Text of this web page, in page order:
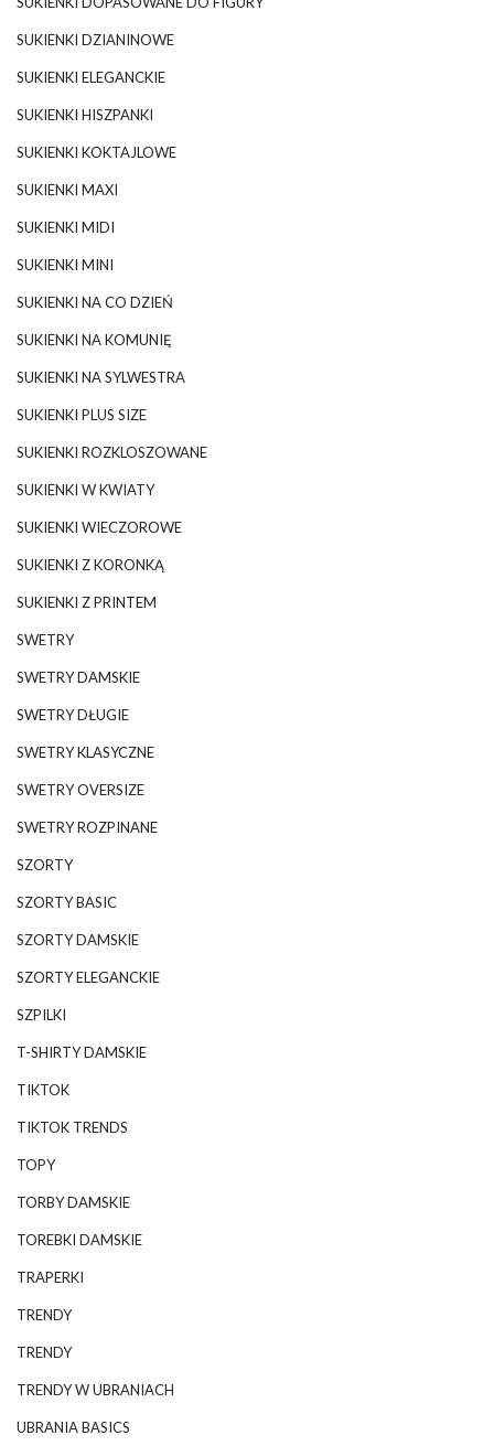
SUKIENKI DZIANINOWE
SUKIENKI ELEGANCKIE
SUKIENKI HISZPANKI
SUKIENKI KOKTAJLOWE
SUKIENKI MAXI
SUKIENKI MIDI
SUKIENKI MINI
SUKIENKI NA CO DZIEŃ
SUKIENKI NA KOMUNIĘ
SUKIENKI NA SYLWESTRA
SUKIENKI PLUS SIZE
SUKIENKI ROZKLOSZOWANE
SUKIENKI W KWIATY
SUKIENKI WIECZOROWE
SUKIENKI Z KORONKĄ
SUKIENKI Z PRINTEM
SWETRY
SWETRY DAMSKIE
SWETRY DŁUGIE
SWETRY KLASYCZNE
SWETRY OVERSIZE
SWETRY ROZPINANE
SZORTY
SZORTY BASIC
SZORTY DAMSKIE
SZORTY ELEGANCKIE
SZPILKI
T-SHIRTY DAMSKIE
TIKTOK
TIKTOK TRENDS
TOPY
TORBY DAMSKIE
TOREBKI DAMSKIE
TRAPERKI
TRENDY
TRENDY
TRENDY W UBRANIACH
UBRANIA BASICS